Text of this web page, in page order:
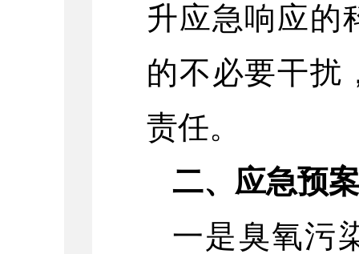
升应急响应的
的不必要干扰
责任。
二、应急预
一是臭氧污